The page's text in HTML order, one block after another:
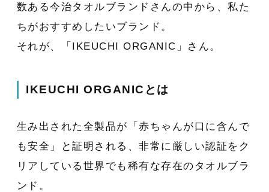
数ある今治タオルブランドさんの中から、私た
ちがおすすめしたいブランド。
それが、「IKEUCHI ORGANIC」さん。
IKEUCHI ORGANICとは
生み出された全製品が「赤ちゃんが口に含んで
も安全」と証明される、非常に厳しい認証をク
リアしている世界でも稀有な存在のタオルブラ
ンド。